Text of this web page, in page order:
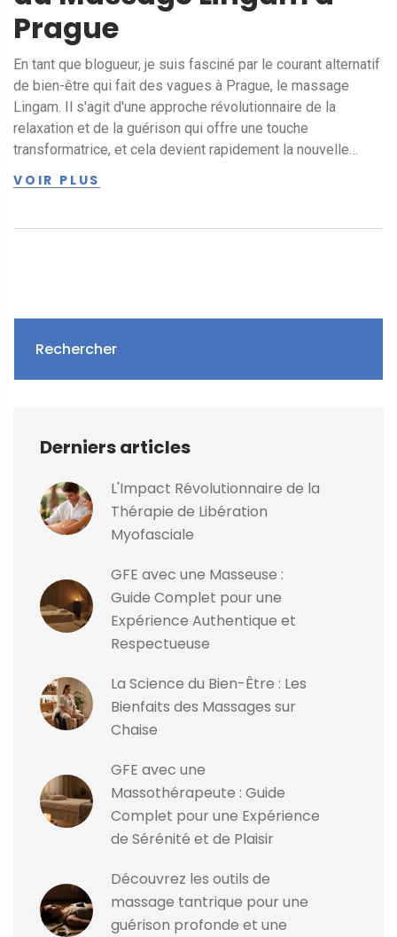
Prague
En tant que blogueur, je suis fasciné par le courant alternatif
de bien-être qui fait des vagues à Prague, le massage
Lingam. Il s'agit d'une approche révolutionnaire de la
relaxation et de la guérison qui offre une touche
transformatrice, et cela devient rapidement la nouvelle
découvrir cette tendance montante, comment elle
devenue l'épicentre de cette pratique. Intriguant, n'est-ce
VOIR PLUS
Rechercher
Derniers articles
L'Impact Révolutionnaire de la
Thérapie de Libération
Myofasciale
GFE avec une Masseuse :
Guide Complet pour une
Expérience Authentique et
Respectueuse
La Science du Bien-Être : Les
Bienfaits des Massages sur
Chaise
GFE avec une
Massothérapeute : Guide
Complet pour une Expérience
de Sérénité et de Plaisir
Découvrez les outils de
massage tantrique pour une
guérison profonde et une